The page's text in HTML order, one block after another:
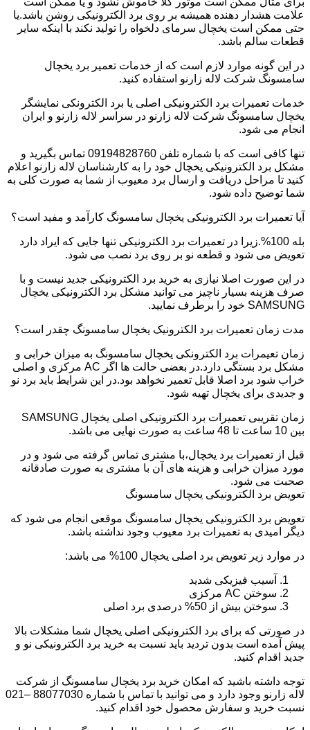
علامت هشدار دهنده همیشه بر روی برد الکترونیکی روشن باشد.یا
حتی ممکن است یخچال سرمای دلخواه را تولید نکند با اینکه سایر
قطعات سالم باشد.
در این گونه موارد لازم است که از خدمات تعمیر برد یخچال
سامسونگ شرکت لاله زارنو استفاده کنید.
خدمات تعمیرات برد الکترونیکی اصلی یا برد الکترونکی نمایشگر
یخچال سامسونگ شرکت لاله زارنو در سراسر لاله زارنو و ایران
انجام می شود.
تنها کافی است که با شماره تلفن 09194828760 تماس بگیرید و
مشکل برد الکترونیکی یخچال خود را به کارشناسان لاله زارنو اعلام
کنید تا مراحل دریافت و ارسال برد معیوب از شما به صورت کلی به
شما توضیح داده شود.
آیا تعمیرات برد الکترونیکی یخچال سامسونگ کارآمد و مفید است؟
بله 100%.زیرا در تعمیرات برد الکترونیکی تنها جایی که ایراد دارد
تعویض می شود و قطعه نو بر روی برد نصب می شود.
در این صورت اصلا نیازی به خرید برد الکترونیکی جدید نیست و با
صرف هزینه بسیار ناچیز می توانید مشکل برد الکترونیکی یخچال
SAMSUNG خود را برطرف نمایید.
مدت زمان تعمیرات برد الکترونیک یخچال سامسونگ چقدر است؟
زمان تعیمرات برد الکترونکی یخچال سامسونگ به میزان خرابی و
مشکل برد بستگی دارد.در بعضی حالت ها اگر AC مرکزی و اصلی
خراب شود برد اصلا قابل تعمیر نخواهد بود.در این شرایط باید برد نو
و جدیدی برای یخچال تهیه شود.
زمان تقریبی تعمیرات برد الکترونیکی اصلی یخچال SAMSUNG
بین 10 ساعت تا 48 ساعت به صورت نهایی می باشد.
قبل از تعمیرات برد یخچال،با مشتری تماس گرفته می شود و در
مورد میزان خرابی و هزینه های آن با مشتری به صورت صادقانه
صحبت می شود.
تعویض برد الکترونیکی یخچال سامسونگ
تعویض برد الکترونیکی یخچال سامسونگ موقعی انجام می شود که
دیگر امیدی به تعمیرات برد معیوب وجود نداشته باشد.
در موارد زیر تعویض برد اصلی یخچال 100% می باشد:
آسیب فیزیکی شدید
سوختن AC مرکزی
سوختن بیش از 50% درصدی برد اصلی
در صورتی که برای برد الکترونیکی اصلی یخچال شما مشکلات بالا
پیش آمده است بدون تردید باید نسبت به خرید برد الکترونیکی نو و
جدید اقدام کنید.
توجه داشته باشید که امکان خرید برد یخچال سامسونگ از شرکت
لاله زارنو وجود دارد و می توانید با تماس با شماره 88077030 –021
نسبت خرید و سفارش محصول خود اقدام کنید.